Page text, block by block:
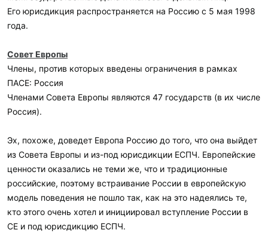
Его юрисдикция распространяется на Россию с 5 мая 1998
года.
Совет Европы
Члены, против которых введены ограничения в рамках
ПАСЕ: Россия
Членами Совета Европы являются 47 государств (в их числе
Россия).
Эх, похоже, доведет Европа Россию до того, что она выйдет
из Совета Европы и из-под юрисдикции ЕСПЧ. Европейские
ценности оказались не теми же, что и традиционные
российские, поэтому встраивание России в европейскую
модель поведения не пошло так, как на это надеялись те,
кто этого очень хотел и инициировал вступление России в
СЕ и под юрисдикцию ЕСПЧ.